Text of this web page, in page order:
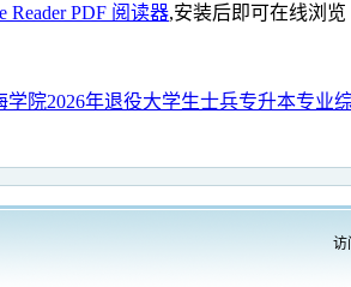
Reader PDF 阅读器,安装后即可在线浏
学院2026年退役大学生士兵专升本专业
访